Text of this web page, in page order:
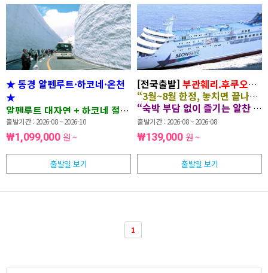
★ 동경 알펜루트·하코네·온천
★
알펜루트 대자연 + 하코네 절경
온천 힐링 + 일본 대표 관광지
포함
을 한 번에 만나는 특별한 여행”
출발기간 : 2026-08 ~ 2026-10
₩1,099,000 원 ~
출발일 보기
[전국출발] 부관훼리.후쿠오카.
“3월~8월 한정, 놓치면 끝나는
“숙박 부담 없이 즐기는 알찬 일
출발기간 : 2026-08 ~ 2026-08
₩139,000 원 ~
출발일 보기
1